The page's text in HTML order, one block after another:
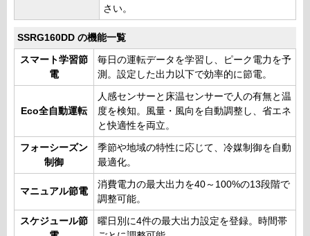
さい。
SSRG160DD の機能一覧
スマート学習節
電
毎日の運転データを学習し、ピーク電力を予
測。設定した出力以下で効率的に節電。
Eco全自動運転
人感センサーと床温センサーで人の有無と温
度を検知。風量・風向を自動調整し、省エネ
と快適性を両立。
フォーシーズン
制御
季節や地域の特性に応じて、冷媒制御を自動
最適化。
マニュアル節電
消費電力の最大出力を40～100%の13段階で
調整可能。
スケジュール節
曜日別に4件の最大出力設定を登録。時間帯